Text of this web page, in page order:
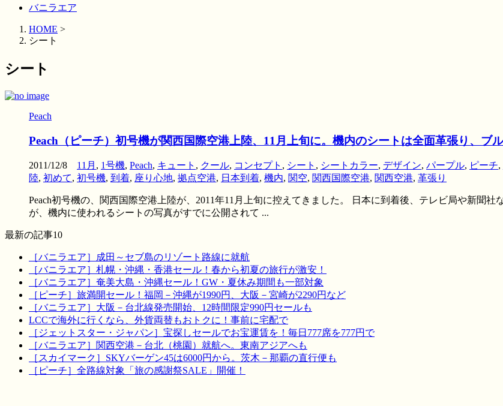
バニラエア
HOME >
シート
シート
Peach
Peach（ピーチ）初号機が関西国際空港上陸、11月上旬に。機内のシートは全面革張り、ブ
2011/12/8 11月 , 1号機, Peach, キュート , クール, コンセプト , シート , シートカラー, デザイン, パープル, ピーチ,
陸, 初めて, 初号機, 到着, 座り心地, 拠点空港, 日本到着, 機内, 関空, 関西国際空港, 関西空港, 革張り
Peach初号機の、関西国際空港上陸が、2011年11月上旬に控えてきました。 日本に到着後、テレビ局や新聞
が、機内に使われるシートの写真がすでに公開されて ...
最新の記事10
［バニラエア］成田～セブ島のリゾート路線に就航
［バニラエア］札幌・沖縄・香港セール！春から初夏の旅行が激安！
［バニラエア］奄美大島・沖縄セール！GW・夏休み期間も一部対象
［ピーチ］旅満開セール！福岡－沖縄が1990円、大阪－宮崎が2290円など
［バニラエア］大阪－台北線発売開始、12時間限定990円セールも
LCCで海外に行くなら、外貨両替もおトクに！事前に宅配で
［ジェットスター・ジャパン］宝探しセールでお宝運賃を！毎日777席を777円で
［バニラエア］関西空港－台北（桃園）就航へ。東南アジアへも
［スカイマーク］SKYバーゲン45は6000円から。茨木－那覇の直行便も
［ピーチ］全路線対象「旅の感謝祭SALE」開催！